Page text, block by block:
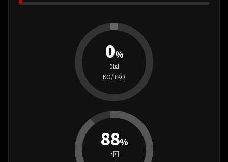
0%
0回
KO/TKO
88%
7回